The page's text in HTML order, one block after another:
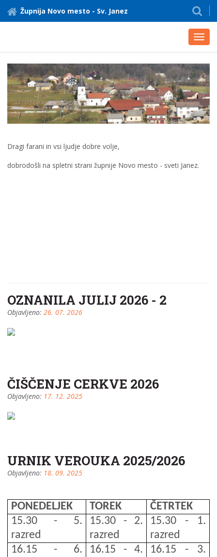
Župnija Novo mesto - Sv. Janez
Dragi farani in vsi ljudje dobre volje,
dobrodošli na spletni strani župnije Novo mesto - sveti Janez.
OZNANILA JULIJ 2026 - 2
Objavljeno: 26. 07. 2026
ČIŠČENJE CERKVE 2026
Objavljeno: 17. 12. 2025
URNIK VEROUKA 2025/2026
Objavljeno: 18. 09. 2025
PONEDELJEK TOREK
ČETRTEK
15.30 - 5.
razred
15.30 - 2.
razred
15.30 - 1.
razred
16.15 - 6.
16.15 - 4.
16.15 - 3.